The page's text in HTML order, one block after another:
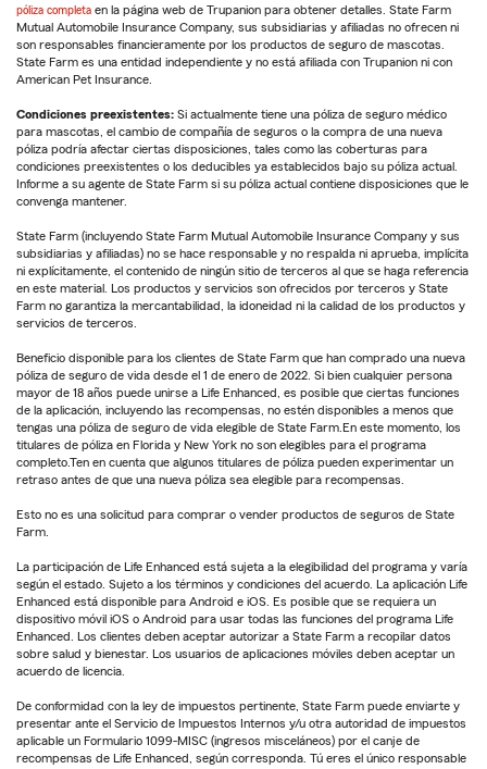
póliza completa en la página web de Trupanion para obtener detalles. State Farm
Mutual Automobile Insurance Company, sus subsidiarias y afiliadas no ofrecen ni
son responsables financieramente por los productos de seguro de mascotas.
State Farm es una entidad independiente y no está afiliada con Trupanion ni con
American Pet Insurance.
Condiciones preexistentes: Si actualmente tiene una póliza de seguro médico
para mascotas, el cambio de compañía de seguros o la compra de una nueva
póliza podría afectar ciertas disposiciones, tales como las coberturas para
condiciones preexistentes o los deducibles ya establecidos bajo su póliza actual.
Informe a su agente de State Farm si su póliza actual contiene disposiciones que le
convenga mantener.
State Farm (incluyendo State Farm Mutual Automobile Insurance Company y sus
subsidiarias y afiliadas) no se hace responsable y no respalda ni aprueba, implícita
ni explícitamente, el contenido de ningún sitio de terceros al que se haga referencia
en este material. Los productos y servicios son ofrecidos por terceros y State
Farm no garantiza la mercantabilidad, la idoneidad ni la calidad de los productos y
servicios de terceros.
Beneficio disponible para los clientes de State Farm que han comprado una nueva
póliza de seguro de vida desde el 1 de enero de 2022. Si bien cualquier persona
mayor de 18 años puede unirse a Life Enhanced, es posible que ciertas funciones
de la aplicación, incluyendo las recompensas, no estén disponibles a menos que
tengas una póliza de seguro de vida elegible de State Farm.En este momento, los
titulares de póliza en Florida y New York no son elegibles para el programa
completo.Ten en cuenta que algunos titulares de póliza pueden experimentar un
retraso antes de que una nueva póliza sea elegible para recompensas.
Esto no es una solicitud para comprar o vender productos de seguros de State
Farm.
La participación de Life Enhanced está sujeta a la elegibilidad del programa y varía
según el estado. Sujeto a los términos y condiciones del acuerdo. La aplicación Life
Enhanced está disponible para Android e iOS. Es posible que se requiera un
dispositivo móvil iOS o Android para usar todas las funciones del programa Life
Enhanced. Los clientes deben aceptar autorizar a State Farm a recopilar datos
sobre salud y bienestar. Los usuarios de aplicaciones móviles deben aceptar un
acuerdo de licencia.
De conformidad con la ley de impuestos pertinente, State Farm puede enviarte y
presentar ante el Servicio de Impuestos Internos y/u otra autoridad de impuestos
aplicable un Formulario 1099-MISC (ingresos misceláneos) por el canje de
recompensas de Life Enhanced, según corresponda. Tú eres el único responsable